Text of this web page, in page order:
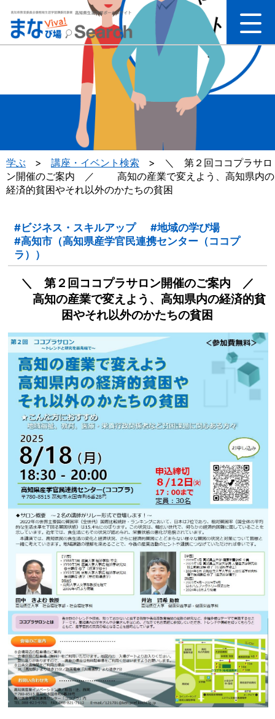
学
学ぶ > 講座・イベント検索 >
＼ 第２回ココプラサロ
ン開催のご案内 ／ 高知の産業で変えよう、高知県内の
経済的貧困やそれ以外のかたちの貧困
#ビジネス・スキルアップ
#地域の学び場
#高知市（高知県産学官民連携センター（ココプ
ラ））
＼ 第２回ココプラサロン開催のご案内 ／
高知の産業で変えよう、高知県内の経済的貧
困やそれ以外のかたちの貧困